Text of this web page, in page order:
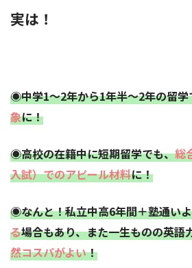
実は！
◉中学1〜2年から1年半〜2年の留学
象に！
◉高校の在籍中に短期留学でも、総
入試）でのアピール材料に！
◉なんと！私立中高6年間＋塾通い
る場合もあり、また一生ものの英語
然コスパがよい！